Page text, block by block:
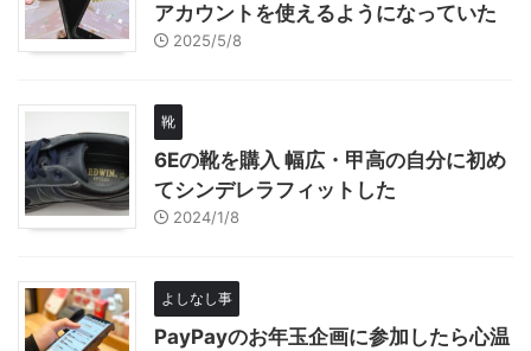
アカウントを使えるようになっていた
2025/5/8
靴
6Eの靴を購入 幅広・甲高の自分に初め
てシンデレラフィットした
2024/1/8
よしなし事
PayPayのお年玉企画に参加したら心温